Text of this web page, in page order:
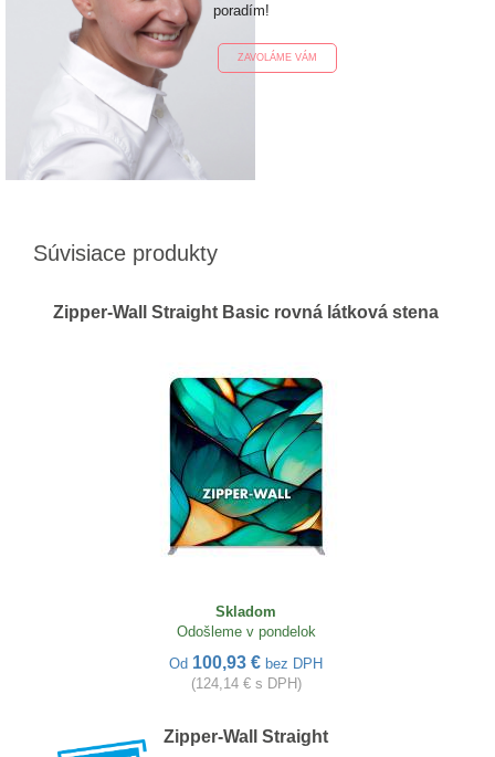
poradím!
ZAVOLÁME VÁM
Súvisiace produkty
Zipper-Wall Straight Basic rovná látková stena
Skladom
Odošleme v pondelok
Od 100,93 € bez DPH
(124,14 € s DPH)
Zipper-Wall Straight